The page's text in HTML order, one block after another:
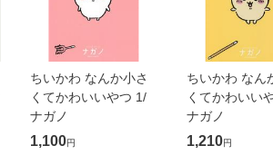
ちいかわ なんか小さ
くてかわいいやつ 1/
ナガノ
1,100円
ちいかわ なん
くてかわいい
ナガノ
1,210円